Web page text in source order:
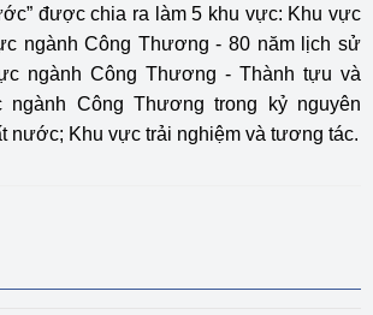
được chia ra làm 5 khu vực: Khu vực
ngành Công Thương - 80 năm lịch sử
ngành Công Thương - Thành tựu và
Công Thương trong kỷ nguyên
nước; Khu vực trải nghiệm và tương tác.